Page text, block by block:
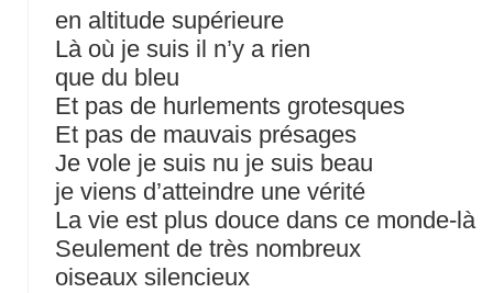
en altitude supérieure
Là où je suis il n’y a rien
que du bleu
Et pas de hurlements grotesques
Et pas de mauvais présages
Je vole je suis nu je suis beau
je viens d’atteindre une vérité
La vie est plus douce dans ce monde-là
Seulement de très nombreux
oiseaux silencieux